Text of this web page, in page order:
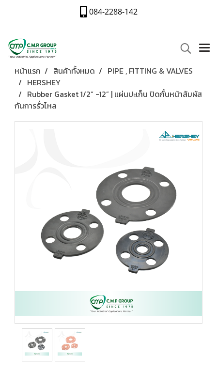
084-2288-142
หน้าแรก สินค้าทั้งหมด
PIPE , FITTING & VALVES
HERSHEY
Rubber Gasket 1/2” -12” | แผ่นปะเก็น ปิดกั้นหน้าสัมผัส
กันการรั่วไหล